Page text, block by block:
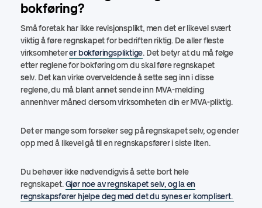
bokføring?
Små foretak har ikke revisjonsplikt, men det er likevel svært
viktig å føre regnskapet for bedriften riktig. De aller fleste
virksomheterer bokføringspliktige. Det betyr at du må følge
etter reglene for bokføring om du skal føre regnskapet
selv. Det kan virke overveldende å sette seg inn i disse
reglene, du må blant annet sende inn MVA-melding
annenhver måned dersom virksomheten din er MVA-pliktig.
Det er mange som forsøker seg på regnskapet selv, og ender
opp med å likevel gå til en regnskapsfører i siste liten.
Du behøver ikke nødvendigvis å sette bort hele
regnskapet.Gjør noe av regnskapet selv, og la en
regnskapsfører hjelpe deg med det du synes er komplisert.